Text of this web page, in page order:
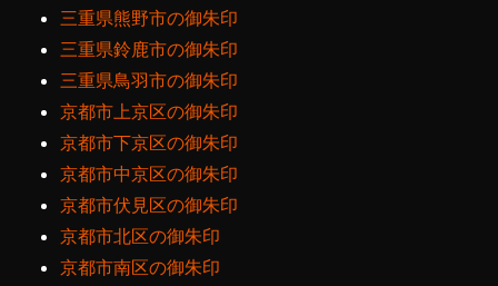
三重県熊野市の御朱印
三重県鈴鹿市の御朱印
三重県鳥羽市の御朱印
京都市上京区の御朱印
京都市下京区の御朱印
京都市中京区の御朱印
京都市伏見区の御朱印
京都市北区の御朱印
京都市南区の御朱印